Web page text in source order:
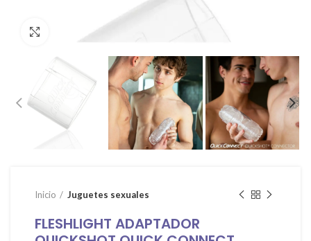
Click para agrandar
Inicio Juguetes sexuales
FLESHLIGHT ADAPTADOR